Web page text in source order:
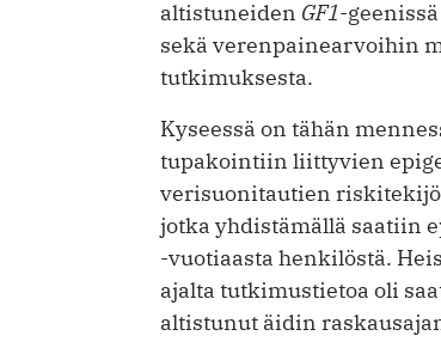
altistuneiden GF1-
sekä verenpainearvoihin
tutkimuksesta.
Kyseessä on tähän
tupakointiin liittyvien
verisuonitautien
jotka yhdistämällä saatiin
-vuotiaasta henkilöstä.
ajalta tutkimustietoa oli
altistunut äidin